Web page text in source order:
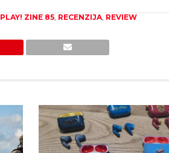
PLAY! ZINE 85, RECENZIJA, REVIEW